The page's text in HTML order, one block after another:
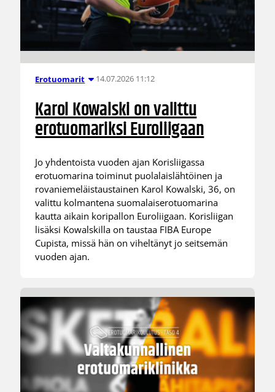
Erotuomarit 14.07.2026 11:12
Karol Kowalski on valittu
erotuomariksi Euroliigaan
Jo yhdentoista vuoden ajan Korisliigassa
erotuomarina toiminut puolalaislähtöinen ja
rovaniemeläistaustainen Karol Kowalski, 36, on
valittu kolmantena suomalaiserotuomarina
kautta aikain koripallon Euroliigaan. Korisliigan
lisäksi Kowalskilla on taustaa FIBA Europe
Cupista, missä hän on viheltänyt jo seitsemän
vuoden ajan.